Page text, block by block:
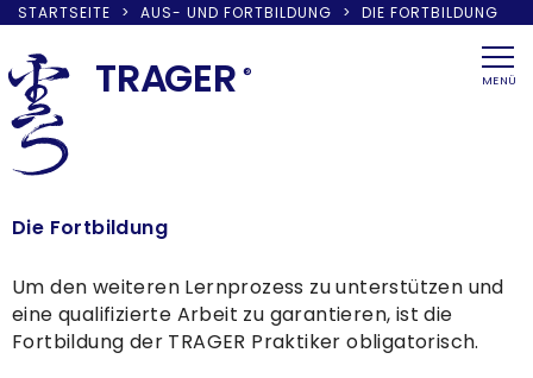
STARTSEITE > AUS- UND FORTBILDUNG > DIE FORTBILDUNG
to
content
TRAGER ® MENÜ
Die Fortbildung
Um den weiteren Lernprozess zu unterstützen und
eine qualifizierte Arbeit zu garantieren, ist die
Fortbildung der TRAGER Praktiker obligatorisch.